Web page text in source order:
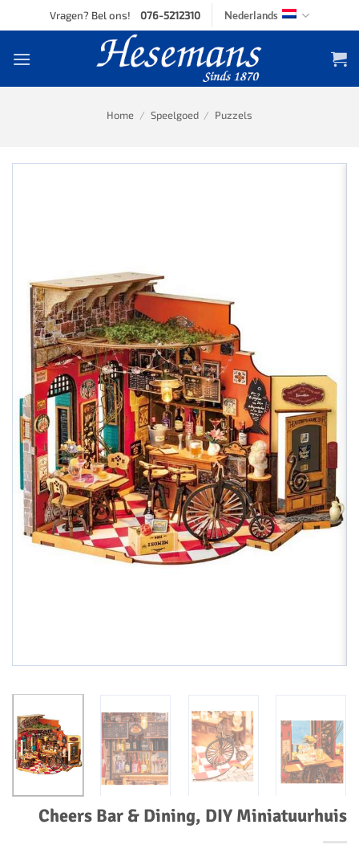
to
Vragen? Bel ons! 076-5212310 Nederlands
Home / Speelgoed / Puzzels
Cheers Bar & Dining, DIY Miniatuurhuis